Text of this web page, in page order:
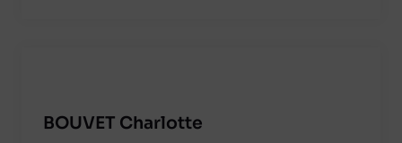
BOUVET Charlotte